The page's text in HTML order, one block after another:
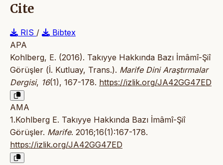
Cite
RIS /
Bibtex
APA
Kohlberg, E. (2016). Takıyye Hakkında Bazı İmâmî-Şiî
Görüşler (İ. Kutluay, Trans.). Marife Dini Araştırmalar
Dergisi, 16(1), 167-178. https://izlik.org/JA42GG47ED
AMA
1.Kohlberg E. Takıyye Hakkında Bazı İmâmî-Şiî
Görüşler. Marife. 2016;16(1):167-178.
https://izlik.org/JA42GG47ED